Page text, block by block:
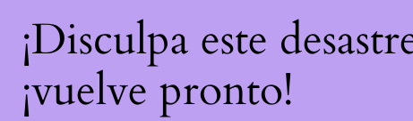
¡Disculpa este
¡vuelve pronto!